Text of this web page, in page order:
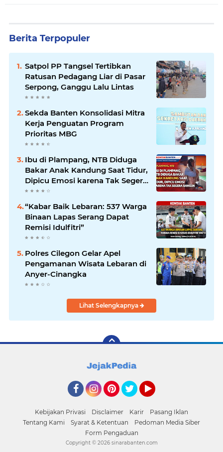
Berita Terpopuler
Satpol PP Tangsel Tertibkan
Ratusan Pedagang Liar di Pasar
Serpong, Ganggu Lalu Lintas
Sekda Banten Konsolidasi Mitra
Kerja Penguatan Program
Prioritas MBG
Ibu di Plampang, NTB Diduga
Bakar Anak Kandung Saat Tidur,
Dipicu Emosi karena Tak Segera
Bangun
“Kabar Baik Lebaran: 537 Warga
Binaan Lapas Serang Dapat
Remisi Idulfitri”
Polres Cilegon Gelar Apel
Pengamanan Wisata Lebaran di
Anyer-Cinangka
Lihat Selengkapnya
Kebijakan Privasi Disclaimer Karir
Pasang Iklan
Tentang Kami
Syarat & Ketentuan
Pedoman Media Siber
Form Pengaduan
Copyright © 2026 sinarabanten.com